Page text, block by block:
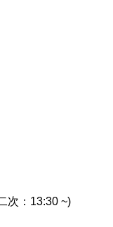
次：13:30 ~)